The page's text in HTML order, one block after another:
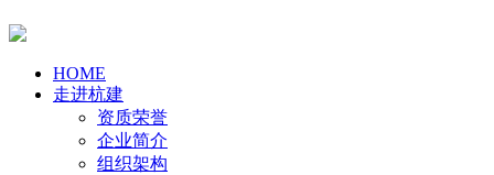
HOME
走进杭建
资质荣誉
企业简介
组织架构